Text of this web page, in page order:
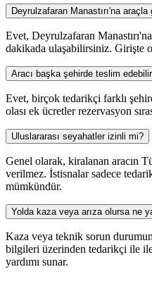
Deyrulzafaran Manastırı'na
Evet, Deyrulzafaran
dakikada ulaşabilirsiniz. Girişte
Aracı başka şehirde teslim
Evet, birçok tedarikçi farklı
olası ek ücretler rezervasyon
Uluslararası seyahatler izinli mi?
Genel olarak, kiralanan aracın
verilmez. İstisnalar sadece
mümkündür.
Yolda kaza veya arıza olursa ne
Kaza veya teknik sorun
bilgileri üzerinden tedarikçi ile
yardımı sunar.